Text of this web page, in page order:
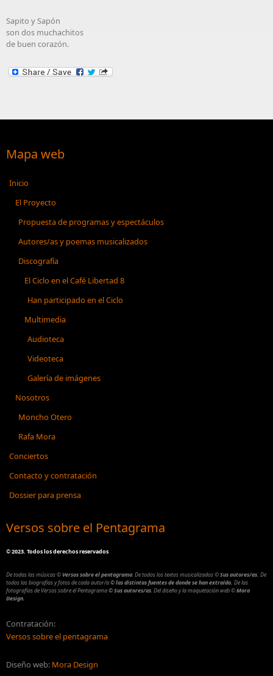
Sapito y Sapón
son dos muchachitos
de buen corazón.
Mapa web
Inicio
El Proyecto
Propuesta de programas y espectáculos
Autores/as y poemas musicalizados
Discografía
El Ciclo en el Café Libertad 8
Han participado en el Ciclo
Multimedia
Audioteca
Videoteca
Galería de imágenes
Nosotros
Moncho Otero
Rafa Mora
Conciertos
Contacto y contratación
Dossier para prensa
Versos sobre el Pentagrama
©2023. Todos los derechos reservados
De todas las músicas© Versos sobre el pentagrama. De todos los textos musicalizados©Sus autores/as. De
todos las biografías y fotos de cada autor/a© las distintas fuentes de donde se han extraído. De las
fotografías de Versos sobre el Pentagrama© Sus autores/as. Del diseño y la maquetación web©Mora
Design.
Contratación:
Versos sobre el pentagrama
Diseño web: Mora Design